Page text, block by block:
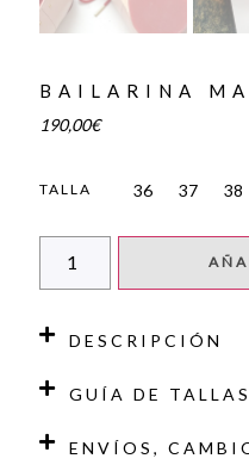
BAILARINA
190,00€
TALLA 36 37 38
DESCRIPCIÓN
GUÍA DE TALLAS
ENVÍOS,